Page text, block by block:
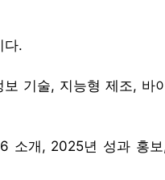
다.
기술, 지능형 제조, 바
소개, 2025년 성과 홍